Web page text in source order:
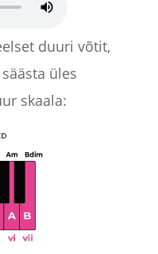
duuri võtit,
üles
skaala: